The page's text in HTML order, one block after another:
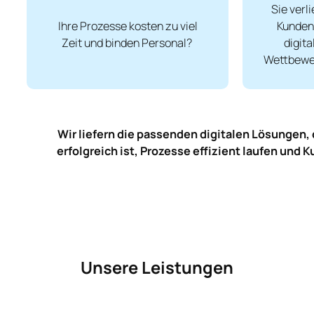
Ihre Prozesse kosten zu viel
Zeit und binden Personal?
Sie
Wir liefern die passenden digitalen
erfolgreich ist, Prozesse effizient laufen und
Unsere Leistungen